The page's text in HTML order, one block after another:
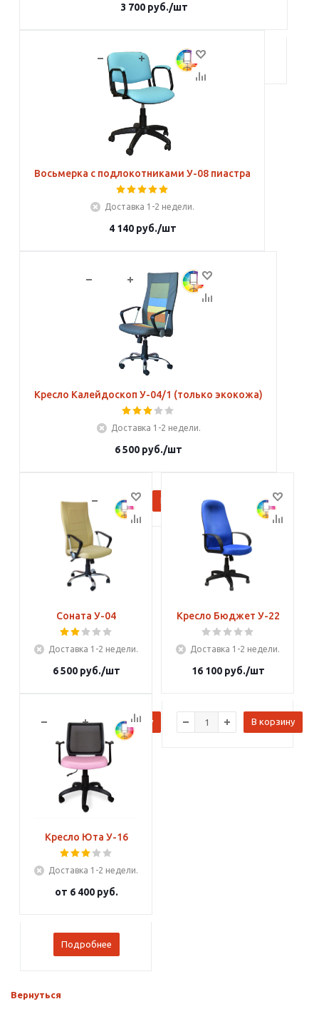
3 700руб./шт
В корзину
Восьмерка с подлокотниками У-08 пиастра
Доставка 1-2 недели.
4 140руб./шт
В корзину
Кресло Калейдоскоп У-04/1 (только экокожа)
Доставка 1-2 недели.
6 500 руб./шт
В корзину
Соната У-04
Доставка 1-2 недели.
6 500руб./шт
В корзину
Кресло Бюджет У-22
Доставка 1-2 недели.
16 100руб./шт
В корзину
Кресло Юта У-16
Доставка 1-2 недели.
от 6 400 руб.
Подробнее
Вернуться